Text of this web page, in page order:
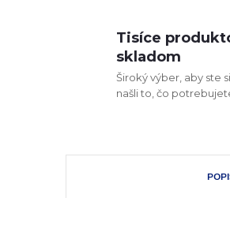
Tisíce
skladom
Široký výber, aby ste
našli to, čo